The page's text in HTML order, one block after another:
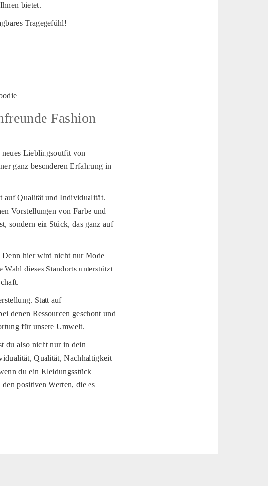
bietet.
Tragegefühl!
Fashion
Lieblingsoutfit von
ganz besonderen Erfahrung in
auf Qualität und Individualität.
Vorstellungen von Farbe und
sondern ein Stück, das ganz auf
Denn hier wird nicht nur Mode
dieses Standorts unterstützt
Statt auf
denen Ressourcen geschont und
für unsere Umwelt.
du also nicht nur in dein
Qualität, Nachhaltigkeit
du ein Kleidungsstück
positiven Werten, die es